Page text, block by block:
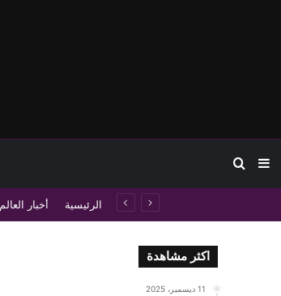
إضافة عمود جانبي
بحث عن
الرئيسية أخبار العالم
اكثر مشاهدة
11 ديسمبر، 2025